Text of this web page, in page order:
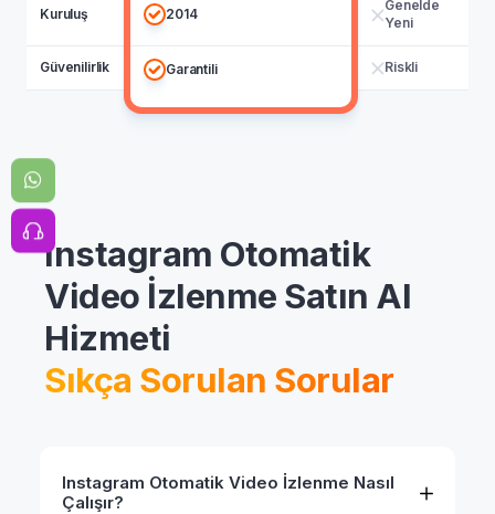
Kuruluş 2014
Genelde
Yeni
Güvenilirlik Garantili Riskli
Instagram Otomatik
Video İzlenme Satın Al
Hizmeti
Sıkça Sorulan Sorular
Instagram Otomatik Video İzlenme Nasıl
Çalışır?